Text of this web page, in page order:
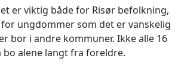
er viktig både for Risør befolkning,
ungdommer som det er vanskelig
bor i andre kommuner. Ikke alle 16
alene langt fra foreldre.